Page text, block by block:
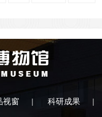
视窗 | 科研成果 |